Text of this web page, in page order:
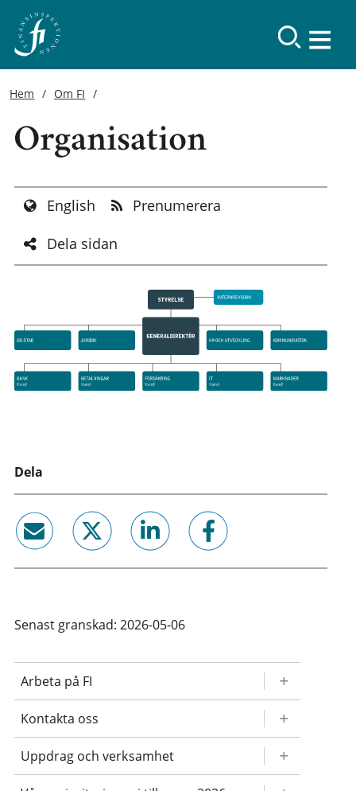
Hem Om FI
Organisation
English
Prenumerera
Dela sidan
Dela
Senast granskad: 2026-05-06
Arbeta på FI
Kontakta oss
Uppdrag och verksamhet